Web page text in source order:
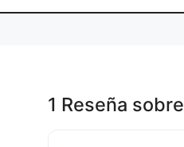
1 Reseña sobre